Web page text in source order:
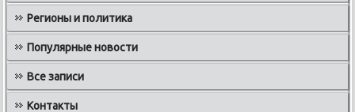
Регионы и политика
Популярные новости
Все записи
Контакты